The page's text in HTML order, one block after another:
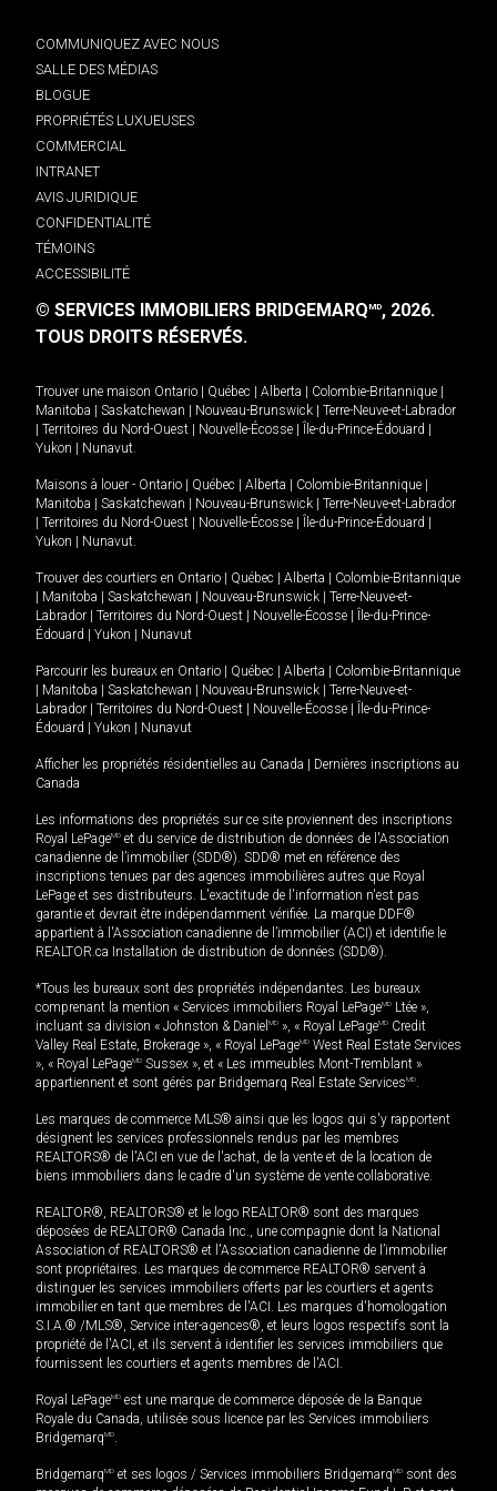
COMMUNIQUEZ AVEC NOUS
SALLE DES MÉDIAS
BLOGUE
PROPRIÉTÉS LUXUEUSES
COMMERCIAL
INTRANET
AVIS JURIDIQUE
CONFIDENTIALITÉ
TÉMOINS
ACCESSIBILITÉ
© SERVICES IMMOBILIERS BRIDGEMARQMD, 2026.
TOUS DROITS RÉSERVÉS.
Trouver une maison Ontario Québec Alberta Colombie-Britannique
Manitoba
Saskatchewan Nouveau-Brunswick
Terre-Neuve-et-Labrador
Territoires du Nord-Ouest Nouvelle-Écosse Île-du-Prince-Édouard
Yukon
Nunavut.
Maisons à louer - Ontario Québec Alberta Colombie-Britannique
Manitoba
Saskatchewan Nouveau-Brunswick
Terre-Neuve-et-Labrador
Territoires du Nord-Ouest Nouvelle-Écosse Île-du-Prince-Édouard
Yukon
Nunavut.
Trouver des courtiers en Ontario Québec Alberta
Colombie-Britannique
Manitoba Saskatchewan Nouveau-Brunswick
Terre-Neuve-et-
Labrador
Territoires du Nord-Ouest Nouvelle-Écosse
Île-du-Prince-
Édouard
Yukon Nunavut
Parcourir les bureaux en Ontario Québec Alberta
Colombie-Britannique
Manitoba Saskatchewan Nouveau-Brunswick
Terre-Neuve-et-
Labrador
Territoires du Nord-Ouest Nouvelle-Écosse
Île-du-Prince-
Édouard
Yukon Nunavut
Afficher les propriétés résidentielles au Canada
Dernières inscriptions au
Canada
Les informations des propriétés sur ce site proviennent des inscriptions
Royal LePageMD et du service de distribution de données de l'Association
canadienne de l’immobilier (SDD®). SDD® met en référence des
inscriptions tenues par des agences immobilières autres que Royal
LePage et ses distributeurs. L'exactitude de l'information n'est pas
garantie et devrait être indépendamment vérifiée. La marque DDF®
appartient à l'Association canadienne de l’immobilier (ACI) et identifie le
REALTOR.ca Installation de distribution de données (SDD®).
*Tous les bureaux sont des propriétés indépendantes. Les bureaux
comprenant la mention « Services immobiliers Royal LePageMD Ltée »,
incluant sa division « Johnston & Daniel MD », « Royal LePageMD Credit
Valley Real Estate, Brokerage », « Royal LePageMD West Real Estate Services
», « Royal LePageMD Sussex », et « Les immeubles Mont-Tremblant »
appartiennent et sont gérés par Bridgemarq Real Estate ServicesMD.
Les marques de commerce MLS® ainsi que les logos qui s'y rapportent
désignent les services professionnels rendus par les membres
REALTORS® de l'ACI en vue de l'achat, de la vente et de la location de
biens immobiliers dans le cadre d'un système de vente collaborative.
REALTOR®, REALTORS® et le logo REALTOR® sont des marques
déposées de REALTOR® Canada Inc., une compagnie dont la National
Association of REALTORS® et l'Association canadienne de l’immobilier
sont propriétaires. Les marques de commerce REALTOR® servent à
distinguer les services immobiliers offerts par les courtiers et agents
immobilier en tant que membres de l'ACI. Les marques d'homologation
S.I.A.® /MLS®, Service inter-agences®, et leurs logos respectifs sont la
propriété de l'ACI, et ils servent à identifier les services immobiliers que
fournissent les courtiers et agents membres de l'ACI.
Royal LePageMD est une marque de commerce déposée de la Banque
Royale du Canada, utilisée sous licence par les Services immobiliers
BridgemarqMD.
BridgemarqMD et ses logos / Services immobiliers BridgemarqMD sont des